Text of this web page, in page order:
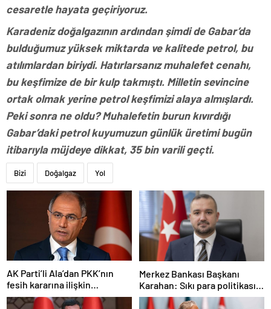
cesaretle hayata geçiriyoruz.
Karadeniz doğalgazının ardından şimdi de Gabar’da
bulduğumuz yüksek miktarda ve kalitede petrol, bu
atılımlardan biriydi. Hatırlarsanız muhalefet cenahı,
bu keşfimize de bir kulp takmıştı. Milletin sevincine
ortak olmak yerine petrol keşfimizi alaya almışlardı.
Peki sonra ne oldu? Muhalefetin burun kıvırdığı
Gabar’daki petrol kuyumuzun günlük üretimi bugün
itibarıyla müjdeye dikkat, 35 bin varili geçti.
Bizi Doğalgaz Yol
AK Parti’li Ala’dan PKK’nın
fesih kararına ilişkin
açıklama: Pazarlık söz konusu
Merkez Bankası Başkanı
Karahan: Sıkı para politikası
duruşumuz sürecek